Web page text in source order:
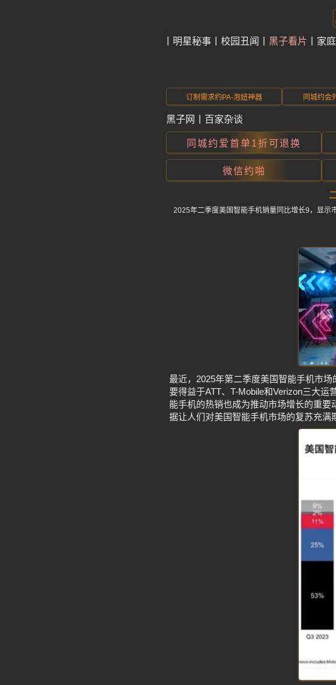
明星秘事 校园丑闻 黑子看片 家
订制需求约PA-泡妞神器 同城约会
黑子网 百家杂谈
同城约爱首单1折可退换
微信约啪
2025年二季度美国智能手机销量同比增长9，显示
最近，2025年第二季度美国智能手机市
要得益于ATT、T-Mobile和Verizon三大
能手机的热销也成为推动市场增长的重
据让人们对美国智能手机市场的复苏充满